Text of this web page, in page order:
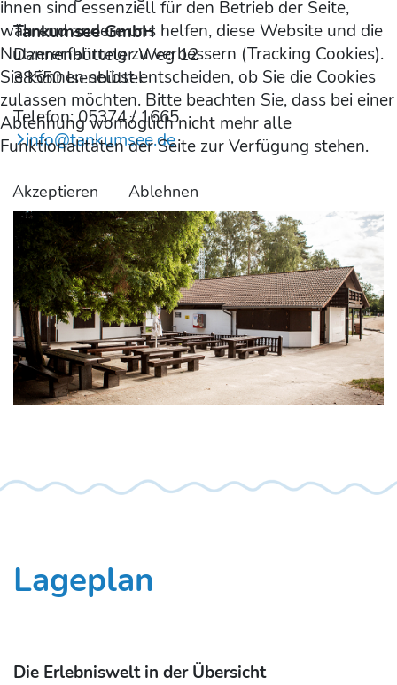
Tankumsee GmbH
Dannenbütteler Weg 12
38550 Isenbüttel
Telefon: 05374 / 1665
info@tankumsee.de
Lageplan
Die Erlebniswelt in der Übersicht
ihnen sind essenziell für den Betrieb der Seite,
während andere uns helfen, diese Website und die
Nutzererfahrung zu verbessern (Tracking Cookies).
Sie können selbst entscheiden, ob Sie die Cookies
zulassen möchten. Bitte beachten Sie, dass bei einer
Ablehnung womöglich nicht mehr alle
Funktionalitäten der Seite zur Verfügung stehen.
Akzeptieren Ablehnen